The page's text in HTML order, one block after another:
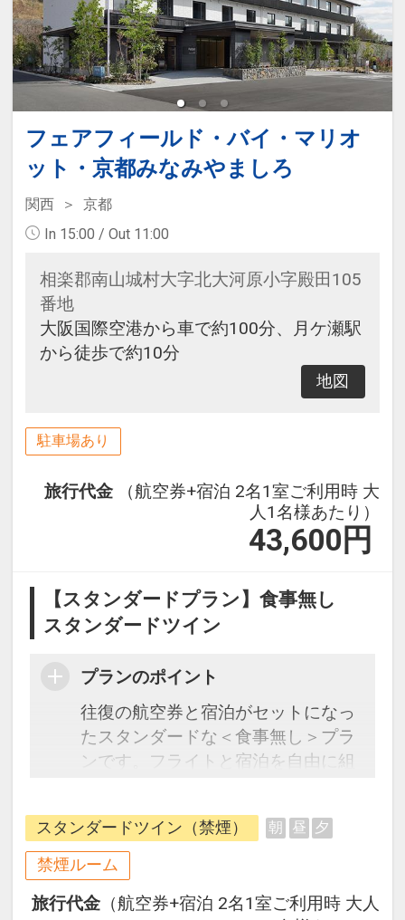
フェアフィールド・バイ・マリオ
ット・京都みなみやましろ
関西
京都
In 15:00 / Out 11:00
相楽郡南山城村大字北大河原小字殿田105
番地
大阪国際空港から車で約100分、月ケ瀬駅
から徒歩で約10分
地図
駐車場あり
旅行代金
（航空券+宿泊 2名1室ご利用時 大
人1名様あたり）
43,600 円
【スタンダードプラン】食事無し
スタンダードツイン
プランのポイント
往復の航空券と宿泊がセットになっ
たスタンダードな＜食事無し＞プラ
ンです。フライトと宿泊を自由に組
ージだから、一都市滞在はもちろん
周遊旅行にも最適！
旅行期間中の1泊だけの宿泊や延
泊・飛び泊なども自由自在です。
フライトは、安心のJAL（または
スタンダードツイン（禁煙） 朝 昼 夕
禁煙ルーム
旅行代金 （航空券+宿泊 2名1室ご利用時 大人